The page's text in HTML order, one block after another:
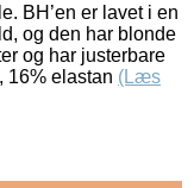
BH’en er lavet i en
og den har blonde
og har justerbare
16% elastan (Læs